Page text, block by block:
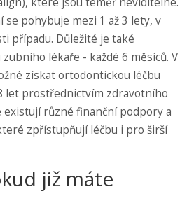
se pohybuje mezi 1 až 3 lety, v
případu. Důležité je také
lékaře - každé 6 měsíců. V
získat ortodontickou léčbu
let prostřednictvím zdravotního
existují různé finanční podpory a
zpřístupňují léčbu i pro širší
již máte